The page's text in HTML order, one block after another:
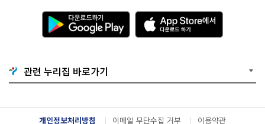
다
운
로
기
G
o
g
l
A
p
p
e
서
다
관련 누리집 바로가기
개인정보처리방침 이메일 무단수집 거부 이용약관